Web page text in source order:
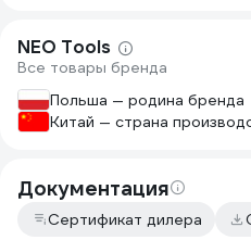
NEO Tools
Все товары бренда
Польша — родина бренда
Китай — страна
Документация
Сертификат дилера